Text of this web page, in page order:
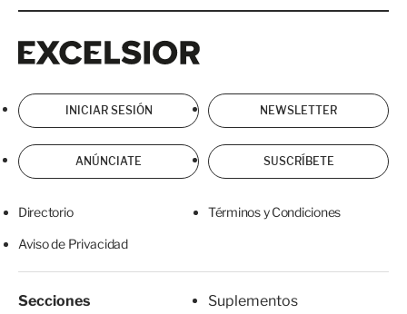
INICIAR SESIÓN NEWSLETTER
ANÚNCIATE SUSCRÍBETE
Directorio Términos y Condiciones
Aviso de Privacidad
Secciones
Suplementos